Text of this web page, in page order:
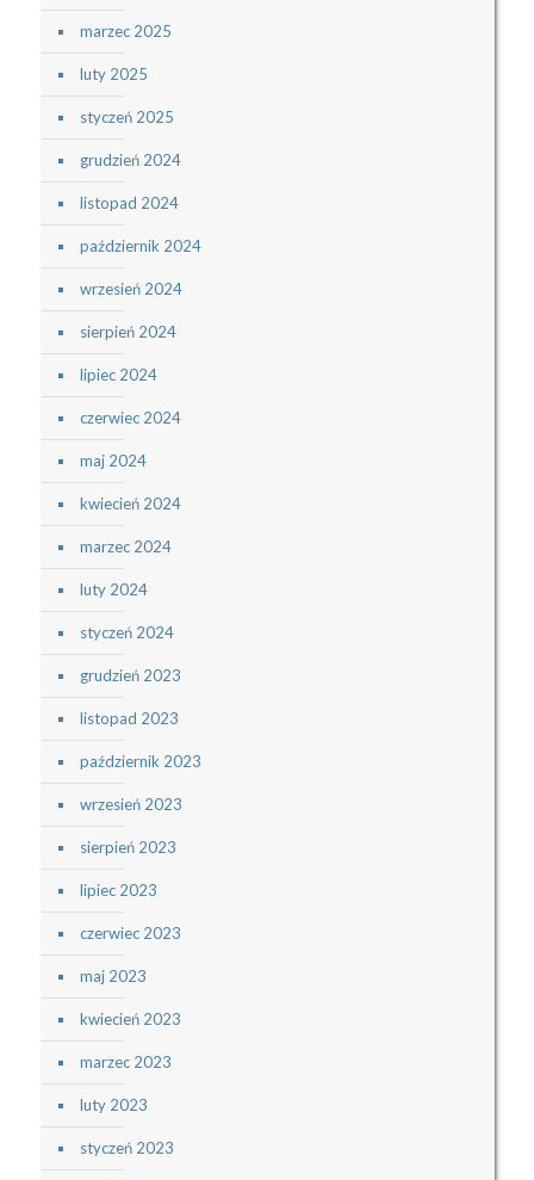
marzec 2025
luty 2025
styczeń 2025
grudzień 2024
listopad 2024
październik 2024
wrzesień 2024
sierpień 2024
lipiec 2024
czerwiec 2024
maj 2024
kwiecień 2024
marzec 2024
luty 2024
styczeń 2024
grudzień 2023
listopad 2023
październik 2023
wrzesień 2023
sierpień 2023
lipiec 2023
czerwiec 2023
maj 2023
kwiecień 2023
marzec 2023
luty 2023
styczeń 2023